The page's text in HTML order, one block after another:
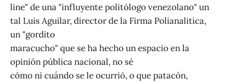
line" de una "influyente politólogo venezolano" un
tal Luis Aguilar, director de la Firma Polianalitica,
un "gordito
maracucho" que se ha hecho un espacio en la
opinión pública nacional, no sé
cómo ni cuándo se le ocurrió, o que patacón,